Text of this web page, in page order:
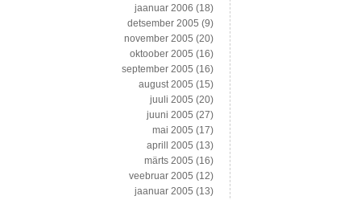
jaanuar 2006 (18)
detsember 2005 (9)
november 2005 (20)
oktoober 2005 (16)
september 2005 (16)
august 2005 (15)
juuli 2005 (20)
juuni 2005 (27)
mai 2005 (17)
aprill 2005 (13)
märts 2005 (16)
veebruar 2005 (12)
jaanuar 2005 (13)